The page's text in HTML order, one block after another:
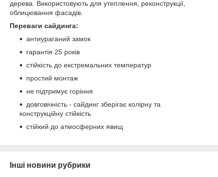
дерева. Використовують для утеплення, реконструкції,
облицювання фасадів.
Переваги сайдинга:
антиураганий замок
гарантія 25 років
стійкість до екстремальних температур
простий монтаж
не підтримує горіння
довговічність - сайдинг зберігає колірну та
конструкційну стійкість
стійкий до атмосферних явищ
Інші новини рубрики